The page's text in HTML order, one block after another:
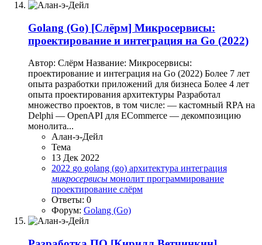
Golang (Go) [Слёрм] Микросервисы:
проектирование и интеграция на Go (2022)
Автор: Слёрм Название: Микросервисы:
проектирование и интеграция на Go (2022) Более 7 лет
опыта разработки приложений для бизнеса Более 4 лет
опыта проектирования архитектуры Разработал
множество проектов, в том числе: — кастомный RPA на
Delphi — OpenAPI для ECommerce — декомпозицию
монолита...
Алан-э-Дейл
Тема
13 Дек 2022
2022 go golang (go) архитектура интеграция
микросервисы монолит программирование
проектирование слёрм
Ответы: 0
Форум: Golang (Go)